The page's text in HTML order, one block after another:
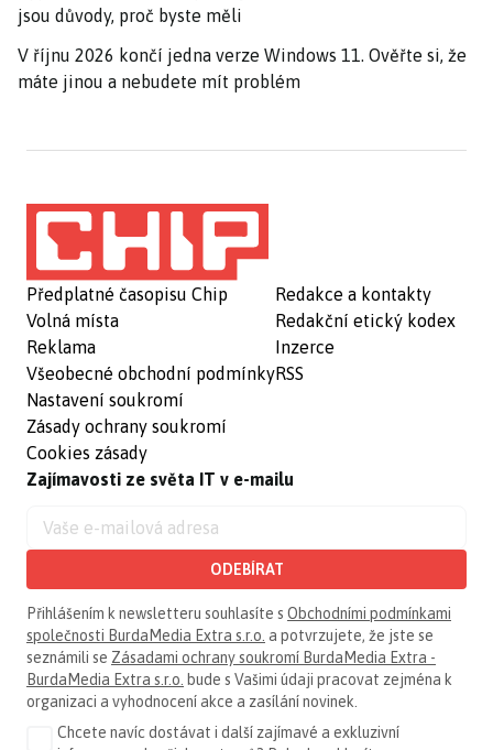
jsou důvody, proč byste měli
V říjnu 2026 končí jedna verze Windows 11. Ověřte si, že
máte jinou a nebudete mít problém
Předplatné časopisu Chip
Volná místa
Reklama
Všeobecné obchodní podmínky
Nastavení soukromí
Zásady ochrany soukromí
Cookies zásady
Redakce a kontakty
Redakční etický kodex
Inzerce
RSS
Zajímavosti ze světa IT v e-mailu
ODEBÍRAT
Přihlášením k newsletteru souhlasíte s Obchodními podmínkami
společnosti BurdaMedia Extra s.r.o. a potvrzujete, že jste se
seznámili se Zásadami ochrany soukromí BurdaMedia Extra -
BurdaMedia Extra s.r.o. bude s Vašimi údaji pracovat zejména k
organizaci a vyhodnocení akce a zasílání novinek.
Chcete navíc dostávat i další zajímavé a exkluzivní